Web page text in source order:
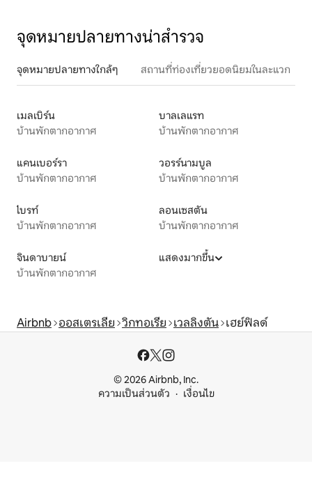
จุดหมายปลายทางน่าสำรวจ
จุดหมายปลายทางใกล้ๆ สถานที่ท่องเที่ยวยอดนิยมในละแวก
เมลเบิร์น
บ้านพักตากอากาศ
บาลเลแรท
บ้านพักตากอากาศ
แคนเบอร์รา
บ้านพักตากอากาศ
วอรร์นามบูล
บ้านพักตากอากาศ
ไบรท์
บ้านพักตากอากาศ
ลอนเซสตัน
บ้านพักตากอากาศ
จินดาบายน์
บ้านพักตากอากาศ
แสดงมากขึ้น
Airbnb ออสเตรเลีย วิกทอเรีย เวลลิงตัน เฮย์ฟิลด์
© 2026 Airbnb, Inc.
ความเป็นส่วนตัว
เงื่อนไข